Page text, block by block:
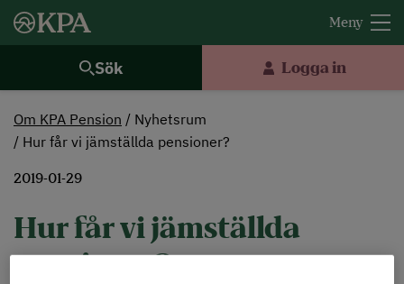
Sök Logga in
Om KPA Pension
Nyhetsrum
Hur får vi jämställda pensioner?
2019-01-29
Hur får vi jämställda
pensioner?